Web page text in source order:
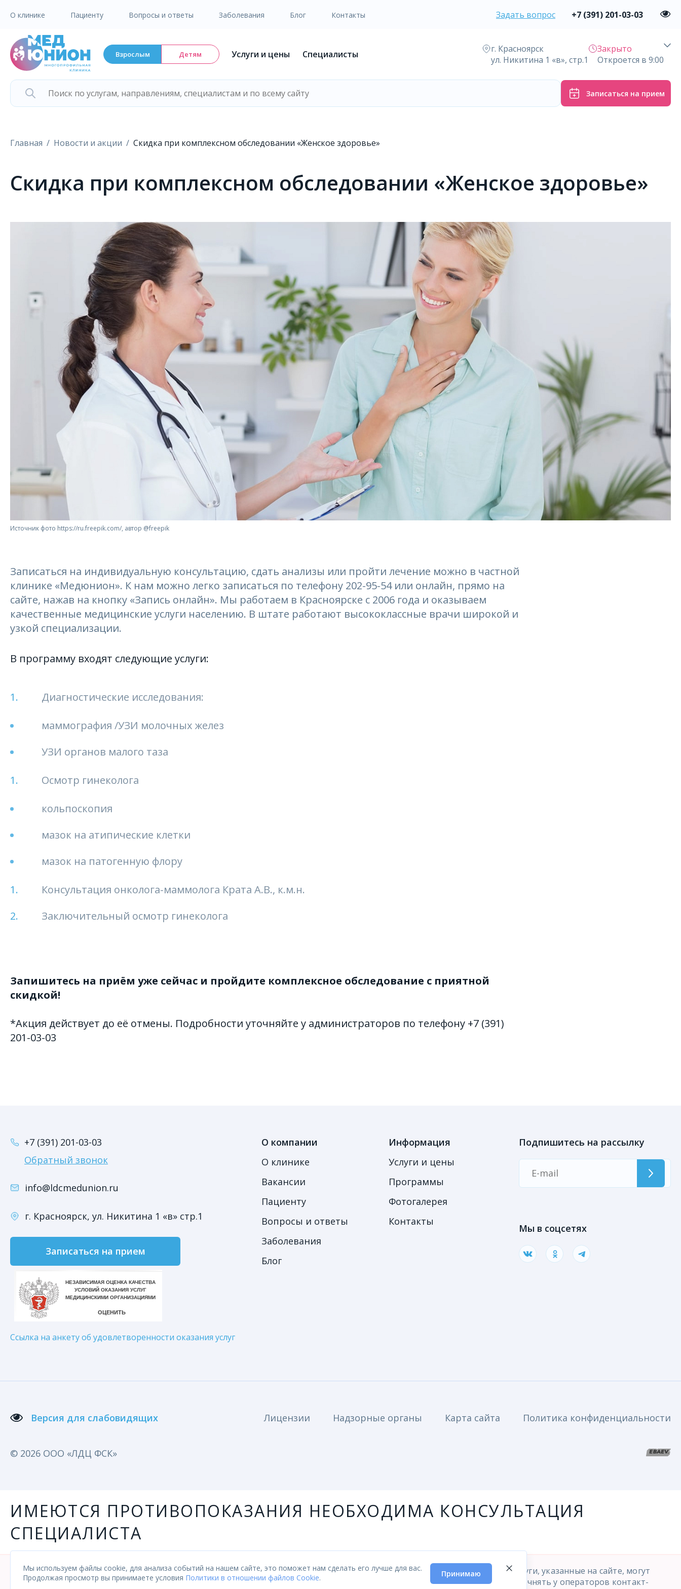
О клинике Пациенту Вопросы и ответы Заболевания Блог Контакты Задать вопрос +7 (391) 201-03-03
Взрослым Детям Услуги и цены Специалисты
г. Красноярск
ул. Никитина 1 «в», стр.1
Закрыто
Откроется в 9:00
Записаться на прием
Главная Новости и акции Скидка при комплексном обследовании «Женское здоровье»
Скидка при комплексном обследовании «Женское здоровье»
Источник фото https://ru.freepik.com/, автор @freepik
Записаться на индивидуальную консультацию, сдать анализы или пройти лечение можно в частной
клинике «Медюнион». К нам можно легко записаться по телефону 202-95-54 или онлайн, прямо на
сайте, нажав на кнопку «Запись онлайн». Мы работаем в Красноярске с 2006 года и оказываем
качественные медицинские услуги населению. В штате работают высококлассные врачи широкой и
узкой специализации.
В программу входят следующие услуги:
Диагностические исследования:
маммография /УЗИ молочных желез
УЗИ органов малого таза
Осмотр гинеколога
кольпоскопия
мазок на атипические клетки
мазок на патогенную флору
Консультация онколога-маммолога Крата А.В., к.м.н.
Заключительный осмотр гинеколога
Запишитесь на приём уже сейчас и пройдите комплексное обследование с приятной
скидкой!
*Акция действует до её отмены. Подробности уточняйте у администраторов по телефону +7 (391)
201-03-03
+7 (391) 201-03-03
Обратный звонок
info@ldcmedunion.ru
г. Красноярск, ул. Никитина 1 «в» стр.1
Записаться на прием
Ссылка на анкету об удовлетворенности оказания услуг
О компании
О клинике
Вакансии
Пациенту
Вопросы и ответы
Заболевания
Блог
Информация
Услуги и цены
Программы
Фотогалерея
Контакты
Подпишитесь на рассылку
Мы в соцсетях
Версия для слабовидящих Лицензии Надзорные органы Карта сайта Политика конфиденциальности
© 2026 ООО «ЛДЦ ФСК»
ИМЕЮТСЯ ПРОТИВОПОКАЗАНИЯ НЕОБХОДИМА КОНСУЛЬТАЦИЯ
СПЕЦИАЛИСТА
Уважаемые пациенты, в настоящее время на сайте проводятся технические работы, в связи с чем, цены на медицинские услуги, указанные на сайте, могут
отличаться от фактических. Точную стоимость, наличие препаратов и возможность оказания медицинских услуг просим уточнять у операторов контакт-
Мы используем файлы cookie, для анализа событий на нашем сайте, это поможет нам сделать его лучше для вас.
Продолжая просмотр вы принимаете условия Политики в отношении файлов Cookie. Принимаю